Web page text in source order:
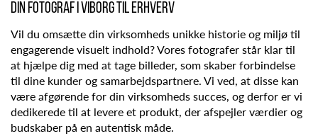
Din fotograf i Viborg til erhverv
Vil du omsætte din virksomheds unikke historie og miljø til
engagerende visuelt indhold? Vores fotografer står klar til
at hjælpe dig med at tage billeder, som skaber forbindelse
til dine kunder og samarbejdspartnere. Vi ved, at disse kan
være afgørende for din virksomheds succes, og derfor er vi
dedikerede til at levere et produkt, der afspejler værdier og
budskaber på en autentisk måde.